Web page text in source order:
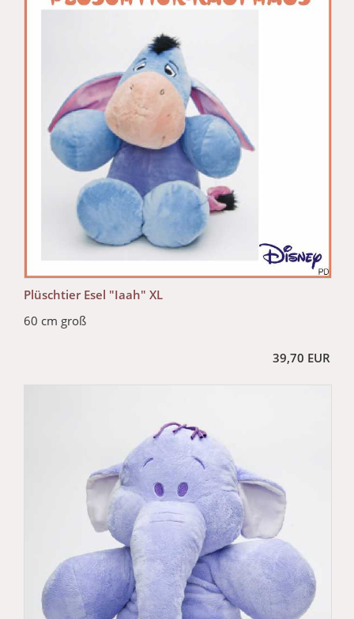
Plüschtier Esel "Iaah" XL
60 cm groß
39,70 EUR